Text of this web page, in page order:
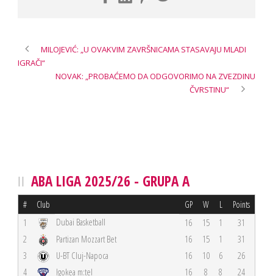
MILOJEVIĆ: „U OVAKVIM ZAVRŠNICAMA STASAVAJU MLADI
IGRAČI“
NOVAK: „PROBAĆEMO DA ODGOVORIMO NA ZVEZDINU
ČVRSTINU“
ABA LIGA 2025/26 - GRUPA A
# Club GP W L Points
1 Dubai Basketball 16 15 1
31
2
Partizan Mozzart Bet 16 15 1
31
3
U-BT Cluj-Napoca 16 10 6
26
4
Igokea m:tel 16 8 8 24